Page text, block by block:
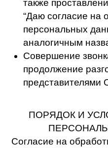
добровольного
Пользователем
общего доступа
лиц.
Оператор принимает
организационные и
защиты персональной
Пользователя от
распространения, а
неправомерных
персональным данным